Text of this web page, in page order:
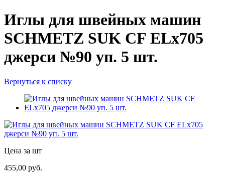
Иглы для швейных машин
SCHMETZ SUK CF ELx705
джерси №90 уп. 5 шт.
Вернуться к списку
Цена за шт
455,00 руб.